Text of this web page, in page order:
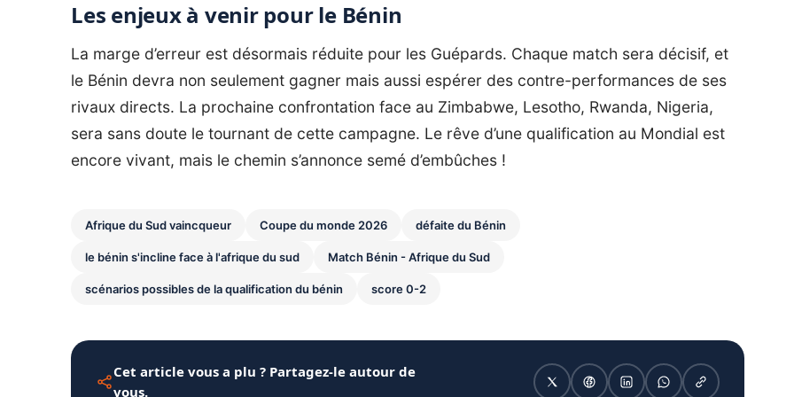
Les enjeux à venir pour le Bénin
La marge d’erreur est désormais réduite pour les Guépards. Chaque match sera décisif, et
le Bénin devra non seulement gagner mais aussi espérer des contre-performances de ses
rivaux directs. La prochaine confrontation face au Zimbabwe, Lesotho, Rwanda, Nigeria,
sera sans doute le tournant de cette campagne. Le rêve d’une qualification au Mondial est
encore vivant, mais le chemin s’annonce semé d’embûches !
Afrique du Sud vaincqueur Coupe du monde 2026 défaite du Bénin
le bénin s'incline face à l'afrique du sud Match Bénin - Afrique du Sud
scénarios possibles de la qualification du bénin score 0-2
Cet article vous a plu ? Partagez-le autour de
vous.